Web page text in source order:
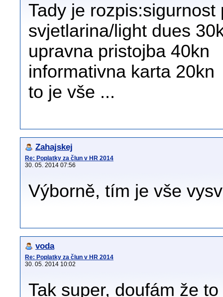
Tady je rozpis:sigurnost
svjetlarina/light dues
upravna pristojba 40kn
informativna karta 20kn
to je vše ...
Zahajskej
Re: Poplatky za člun v HR 2014
30. 05. 2014 07:56
Výborně, tím je vše
voda
Re: Poplatky za člun v HR 2014
30. 05. 2014 10:02
Tak super, doufám že